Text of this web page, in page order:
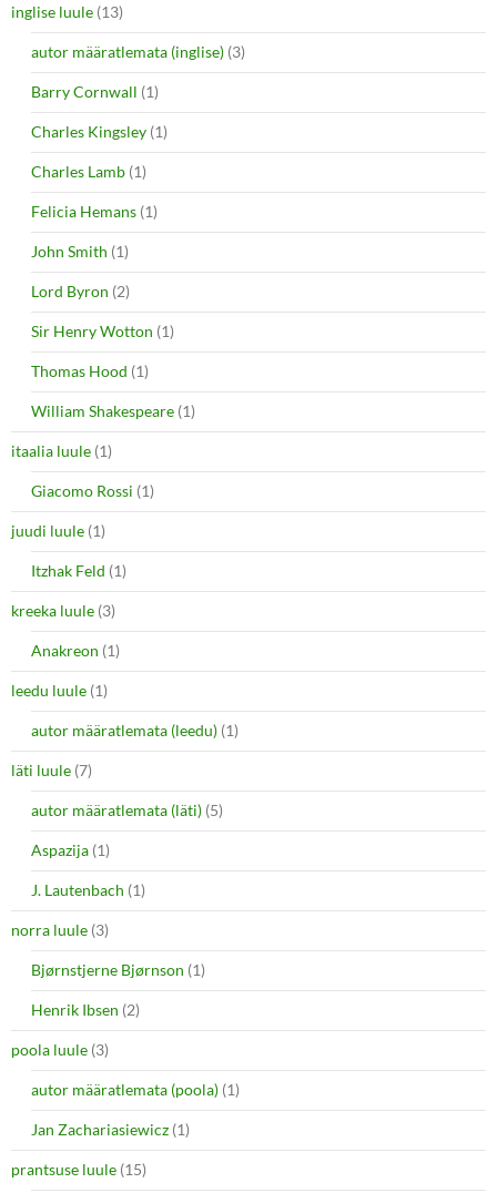
inglise luule (13)
autor määratlemata (inglise) (3)
Barry Cornwall (1)
Charles Kingsley (1)
Charles Lamb (1)
Felicia Hemans (1)
John Smith (1)
Lord Byron (2)
Sir Henry Wotton (1)
Thomas Hood (1)
William Shakespeare (1)
itaalia luule (1)
Giacomo Rossi (1)
juudi luule (1)
Itzhak Feld (1)
kreeka luule (3)
Anakreon (1)
leedu luule (1)
autor määratlemata (leedu) (1)
läti luule (7)
autor määratlemata (läti) (5)
Aspazija (1)
J. Lautenbach (1)
norra luule (3)
Bjørnstjerne Bjørnson (1)
Henrik Ibsen (2)
poola luule (3)
autor määratlemata (poola) (1)
Jan Zachariasiewicz (1)
prantsuse luule (15)